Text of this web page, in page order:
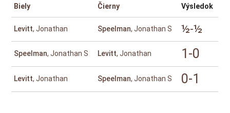
Biely Čierny Výsledok
Levitt, Jonathan Speelman, Jonathan S ½-½
Speelman, Jonathan S Levitt, Jonathan 1-0
Levitt, Jonathan Speelman, Jonathan S 0-1